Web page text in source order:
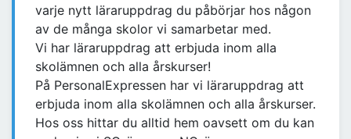
varje nytt läraruppdrag du påbörjar hos någon
av de många skolor vi samarbetar med.
Vi har läraruppdrag att erbjuda inom alla
skolämnen och alla årskurser!
På PersonalExpressen har vi läraruppdrag att
erbjuda inom alla skolämnen och alla årskurser.
Hos oss hittar du alltid hem oavsett om du kan